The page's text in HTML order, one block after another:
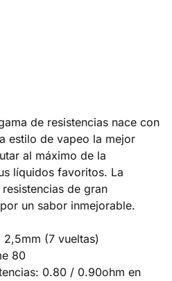
de resistencias nace con
estilo de vapeo la mejor
al máximo de la
líquidos favoritos. La
de gran
un sabor inmejorable.
(7 vueltas)
80
0.80 / 0.90ohm en